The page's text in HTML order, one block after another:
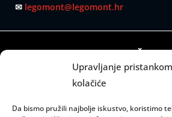
Upravljanje
kolačiće
Da bismo pružili najbolje iskustvo, koristimo
✉ legomont@legomont.hr
SJEDIŠTE:
Mažuranićevo